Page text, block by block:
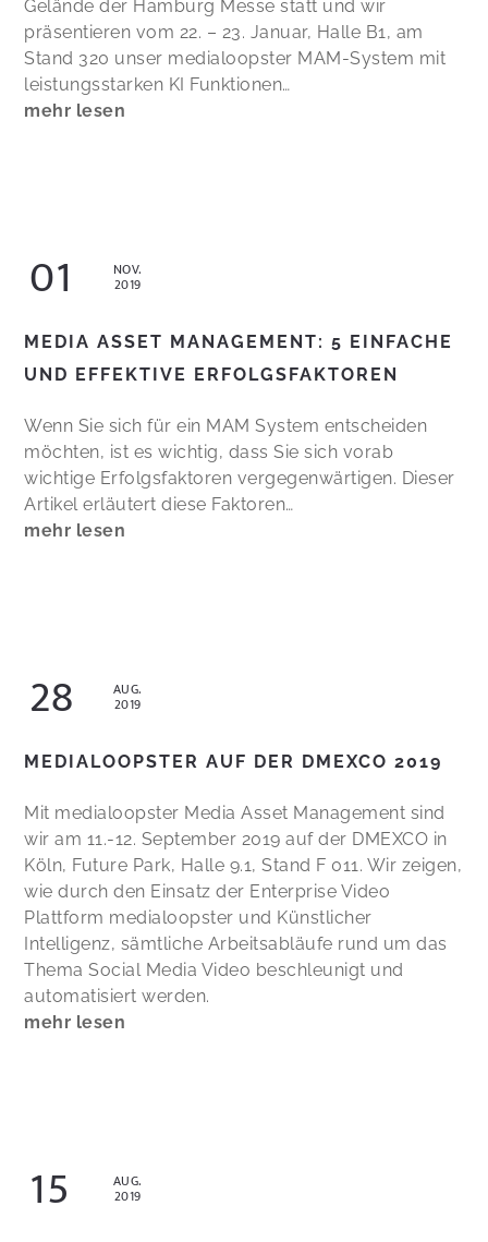
Gelände der Hamburg Messe statt und wir
präsentieren vom 22. – 23. Januar, Halle B1, am
Stand 320 unser medialoopster MAM-System mit
leistungsstarken KI Funktionen…
mehr lesen
NOV.
01 2019
MEDIA ASSET MANAGEMENT: 5 EINFACHE
UND EFFEKTIVE ERFOLGSFAKTOREN
Wenn Sie sich für ein MAM System entscheiden
möchten, ist es wichtig, dass Sie sich vorab
wichtige Erfolgsfaktoren vergegenwärtigen. Dieser
Artikel erläutert diese Faktoren…
mehr lesen
AUG.
28 2019
MEDIALOOPSTER AUF DER DMEXCO 2019
Mit medialoopster Media Asset Management sind
wir am 11.-12. September 2019 auf der DMEXCO in
Köln, Future Park, Halle 9.1, Stand F 011. Wir zeigen,
wie durch den Einsatz der Enterprise Video
Plattform medialoopster und Künstlicher
Intelligenz, sämtliche Arbeitsabläufe rund um das
Thema Social Media Video beschleunigt und
automatisiert werden.
mehr lesen
AUG.
15 2019